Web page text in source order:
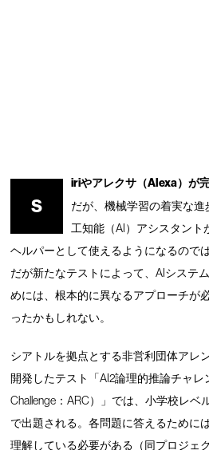
S
iriやアレクサ（Alexa）が
だが、機械学習の着実な
工知能（AI）アシスタント
ヘルパーとして使えるようになるので
だが新たなテストによって、AIシステ
めには、根本的に異なるアプローチが
ったかもしれない。
シアトルを拠点とする非営利団体アレ
開発したテスト「AI2論理的推論チャレ
Challenge：ARC）」では、小学校レ
で出題される。各問題に答えるために
理解している必要がある（同プロジェ